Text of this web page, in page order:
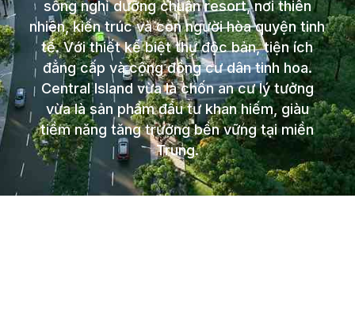
sống nghỉ dưỡng chuẩn resort, nơi thiên
nhiên, kiến trúc và con người hòa quyện tinh
tế. Với thiết kế biệt thự độc bản, tiện ích
đẳng cấp và cộng đồng cư dân tinh hoa.
Central Island vừa là chốn an cư lý tưởng
vừa là sản phẩm đầu tư khan hiếm, giàu
tiềm năng tăng trưởng bền vững tại miền
Trung.